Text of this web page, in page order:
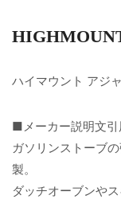
ハイマウント アジ
■メーカー説明文引
ガソリンストーブ
製。
ダッチオーブンや